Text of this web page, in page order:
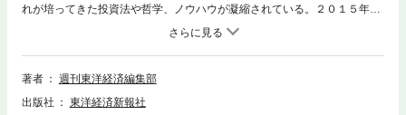
れが培ってきた投資法や哲学、ノウハウが凝縮されている。２０１５年か
ら１７年半ばまでに国内で出版された「投資本」の中から、投資に関心を
持つ多くの方に読んでもらいたい良書を厳選し、その著者に、投資のエッ
センスについて聞いてみました。 独自の投資法を通じて億を超える資産
を築いた個人投資家や、長期間にわたって高いパフォーマンスを継続して
ップの座を何年も維持している証券会社のクオンツアナリストに、２０年
著者
週刊東洋経済編集部
出版社
東洋経済新報社